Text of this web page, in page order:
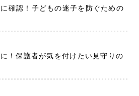
確認！子どもの迷子を防ぐための
！保護者が気を付けたい見守りの